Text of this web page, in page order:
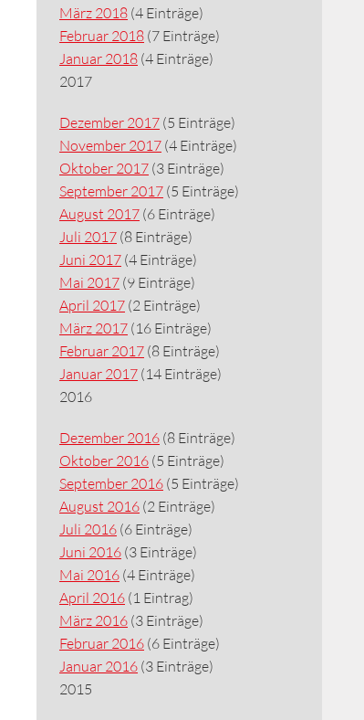
März 2018 (4 Einträge)
Februar 2018 (7 Einträge)
Januar 2018 (4 Einträge)
2017
Dezember 2017 (5 Einträge)
November 2017 (4 Einträge)
Oktober 2017 (3 Einträge)
September 2017 (5 Einträge)
August 2017 (6 Einträge)
Juli 2017 (8 Einträge)
Juni 2017 (4 Einträge)
Mai 2017 (9 Einträge)
April 2017 (2 Einträge)
März 2017 (16 Einträge)
Februar 2017 (8 Einträge)
Januar 2017 (14 Einträge)
2016
Dezember 2016 (8 Einträge)
Oktober 2016 (5 Einträge)
September 2016 (5 Einträge)
August 2016 (2 Einträge)
Juli 2016 (6 Einträge)
Juni 2016 (3 Einträge)
Mai 2016 (4 Einträge)
April 2016 (1 Eintrag)
März 2016 (3 Einträge)
Februar 2016 (6 Einträge)
Januar 2016 (3 Einträge)
2015